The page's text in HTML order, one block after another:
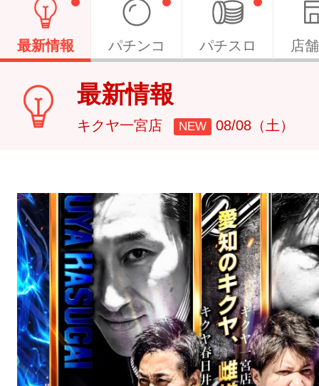
最新情報 パチンコ パチスロ 店
最新情報
キクヤ一宮店 NEW 08/08（土）